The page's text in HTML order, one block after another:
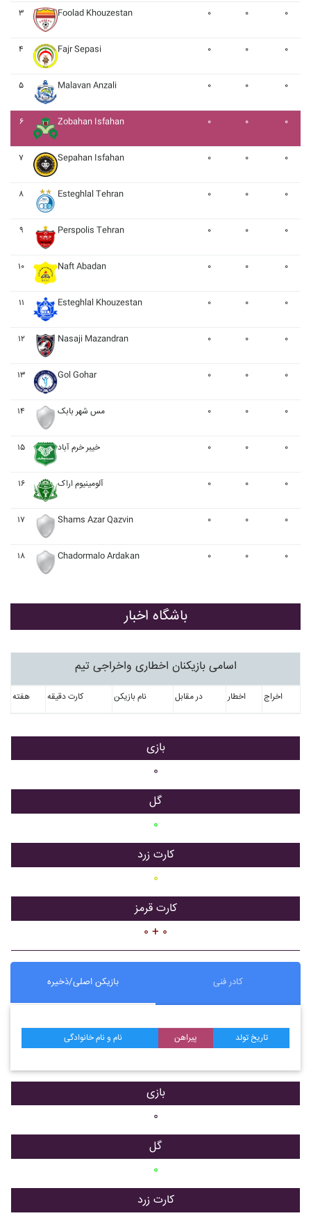
۳ Foolad Khouzestan ۰ ۰ ۰
۴ Fajr Sepasi ۰ ۰ ۰
۵ Malavan Anzali ۰ ۰ ۰
۶ Zobahan Isfahan ۰ ۰ ۰
۷ Sepahan Isfahan ۰ ۰ ۰
۸ Esteghlal Tehran ۰ ۰ ۰
۹ Perspolis Tehran ۰ ۰ ۰
۱۰ Naft Abadan ۰ ۰ ۰
۱۱ Esteghlal Khouzestan ۰ ۰ ۰
۱۲ Nasaji Mazandran ۰ ۰ ۰
۱۳ Gol Gohar ۰ ۰ ۰
۱۴ مس شهر بابک ۰ ۰ ۰
۱۵ خيبر خرم آباد ۰ ۰ ۰
۱۶ آلومينيوم اراک ۰ ۰ ۰
۱۷ Shams Azar Qazvin ۰ ۰ ۰
۱۸ Chadormalo Ardakan ۰ ۰ ۰
باشگاه اخبار
اسامی بازیکنان اخطاری واخراجی تیم
هفته کارت دقیقه نام بازیکن در مقابل اخطار اخراج
بازی
۰
گل
۰
کارت زرد
۰
کارت قرمز
۰ + ۰
بازیکن اصلی/ذخیره کادر فنی
نام و نام خانوادگی پیراهن تاریخ تولد
بازی
۰
گل
۰
کارت زرد